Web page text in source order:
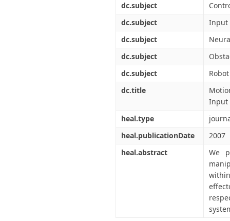
dc.subject
dc.subject
Input
dc.subject
dc.subject
dc.subject
dc.title
Input
heal.type
heal.publicationDate
2007
heal.abstract
We